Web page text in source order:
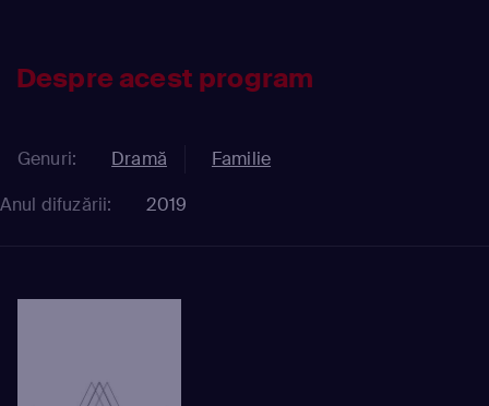
Despre acest program
Genuri: Dramă
Familie
Anul difuzării:
2019